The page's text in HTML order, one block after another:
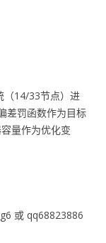
（14/33节点）进
差罚函数作为目标
量作为优化变
或 qq68823886